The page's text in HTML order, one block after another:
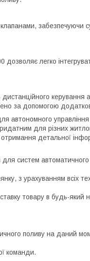
забезпечуючи
легко
дистанційного
за допомогою
автономного
для різних
детальної
систем автоматичного
з урахуванням всіх
товару в будь-який
поливу на даний
команди.